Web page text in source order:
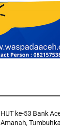
HUT ke-53 Bank
Amanah,